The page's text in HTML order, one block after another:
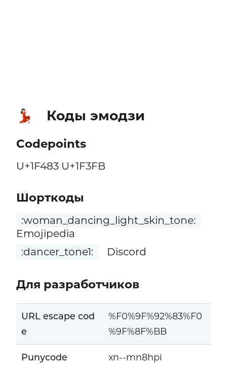
💃🏻 Коды эмодзи
Codepoints
U+1F483 U+1F3FB
Шорткоды
:woman_dancing_light_skin_tone:
Emojipedia
:dancer_tone1:
Discord
Для разработчиков
URL escape cod
e
%F0%9F%92%83%F0
%9F%8F%BB
Punycode xn--mn8hpi